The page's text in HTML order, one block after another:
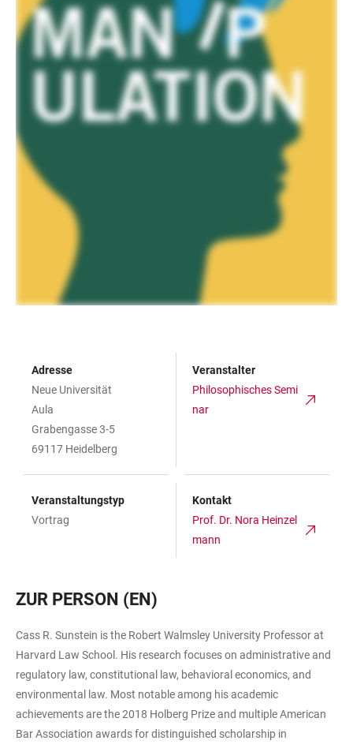
Adresse
Neue Universität
Aula
Grabengasse 3-5
69117 Heidelberg
Veranstalter
Philosophisches Semi
nar
Veranstaltungstyp
Vortrag
Kontakt
Prof. Dr. Nora Heinzel
mann
ZUR PERSON (EN)
Cass R. Sunstein is the Robert Walmsley University Professor at
Harvard Law School. His research focuses on administrative and
regulatory law, constitutional law, behavioral economics, and
environmental law. Most notable among his academic
achievements are the 2018 Holberg Prize and multiple American
Bar Association awards for distinguished scholarship in